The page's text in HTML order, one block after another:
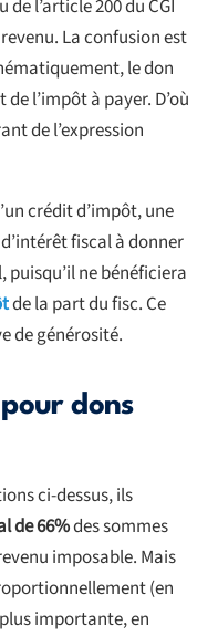
l’article 200 du CGI
La confusion est
le don
l’impôt à payer. D’où
de l’expression
crédit d’impôt, une
fiscal à donner
puisqu’il ne bénéficiera
de la part du fisc. Ce
de générosité.
dons
ci-dessus, ils
de 66%des sommes
imposable. Mais
(en
importante, en